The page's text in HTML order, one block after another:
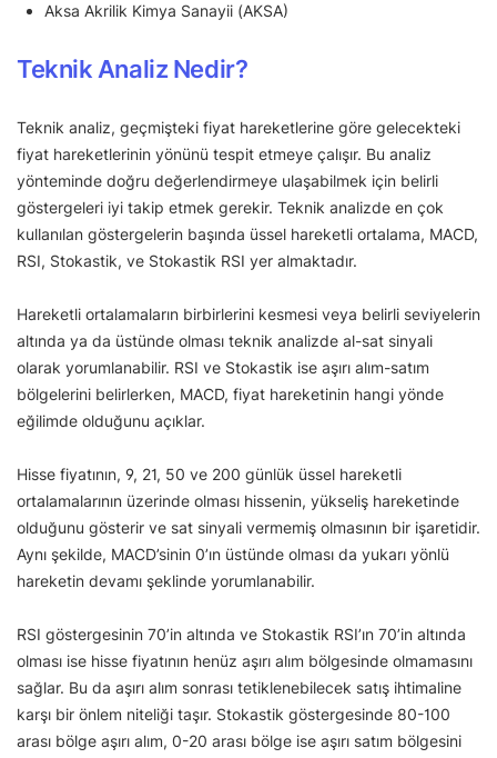
Aksa Akrilik Kimya Sanayii (AKSA)
Teknik Analiz Nedir?
Teknik analiz, geçmişteki fiyat hareketlerine göre gelecekteki
fiyat hareketlerinin yönünü tespit etmeye çalışır. Bu analiz
yönteminde doğru değerlendirmeye ulaşabilmek için belirli
göstergeleri iyi takip etmek gerekir. Teknik analizde en çok
kullanılan göstergelerin başında üssel hareketli ortalama, MACD,
RSI, Stokastik, ve Stokastik RSI yer almaktadır.
Hareketli ortalamaların birbirlerini kesmesi veya belirli seviyelerin
altında ya da üstünde olması teknik analizde al-sat sinyali
olarak yorumlanabilir. RSI ve Stokastik ise aşırı alım-satım
bölgelerini belirlerken, MACD, fiyat hareketinin hangi yönde
eğilimde olduğunu açıklar.
Hisse fiyatının, 9, 21, 50 ve 200 günlük üssel hareketli
ortalamalarının üzerinde olması hissenin, yükseliş hareketinde
olduğunu gösterir ve sat sinyali vermemiş olmasının bir işaretidir.
Aynı şekilde, MACD’sinin 0’ın üstünde olması da yukarı yönlü
hareketin devamı şeklinde yorumlanabilir.
RSI göstergesinin 70’in altında ve Stokastik RSI’ın 70’in altında
olması ise hisse fiyatının henüz aşırı alım bölgesinde olmamasını
sağlar. Bu da aşırı alım sonrası tetiklenebilecek satış ihtimaline
karşı bir önlem niteliği taşır. Stokastik göstergesinde 80-100
arası bölge aşırı alım, 0-20 arası bölge ise aşırı satım bölgesini